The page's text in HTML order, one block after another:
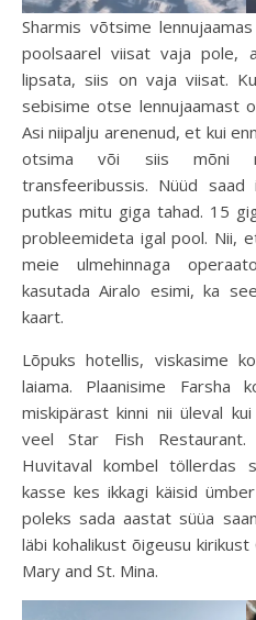
Sharmis võtsime
poolsaarel viisat vaja pole,
lipsata, siis on vaja viisat.
sebisime otse lennujaamast
Asi niipalju arenenud, et kui
otsima või siis mõni
transfeeribussis. Nüüd
putkas mitu giga tahad. 15
probleemideta igal pool. Nii,
meie ulmehinnaga
kasutada Airalo esimi, ka
kaart.
Lõpuks hotellis, viskasime
laiama. Plaanisime Farsha
miskipärast kinni nii üleval
veel Star Fish
Huvitaval kombel töllerdas
kasse kes ikkagi käisid
poleks sada aastat süüa
läbi kohalikust õigeusu
Mary and St. Mina.